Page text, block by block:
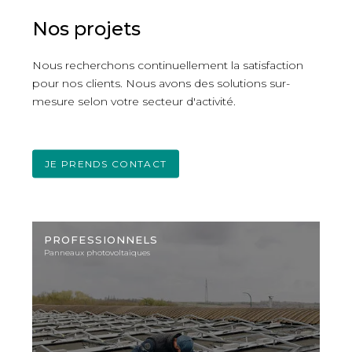
Nos projets
Nous recherchons continuellement la satisfaction
pour nos clients. Nous avons des solutions sur-
mesure selon votre secteur d'activité.
JE PRENDS CONTACT
d'illustration
PROFESSIONNELS
Panneaux photovoltaïques